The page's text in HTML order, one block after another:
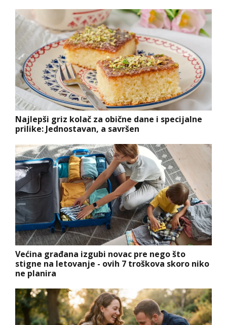
Najlepši griz kolač za obične dane i specijalne
prilike: Jednostavan, a savršen
Većina građana izgubi novac pre nego što
stigne na letovanje - ovih 7 troškova skoro niko
ne planira